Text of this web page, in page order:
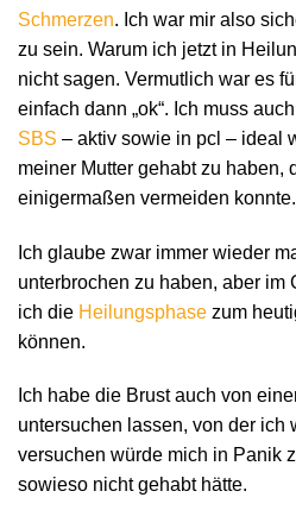
Schmerzen. Ich war mir also
zu sein. Warum ich jetzt in
nicht sagen. Vermutlich war es
einfach dann „ok“. Ich muss
SBS – aktiv sowie in pcl – ideal
meiner Mutter gehabt zu haben,
einigermaßen vermeiden konnte.
Ich glaube zwar immer wieder
unterbrochen zu haben, aber im
ich die Heilungsphase zum
können.
Ich habe die Brust auch von
untersuchen lassen, von der ich
versuchen würde mich in Panik
sowieso nicht gehabt hätte.